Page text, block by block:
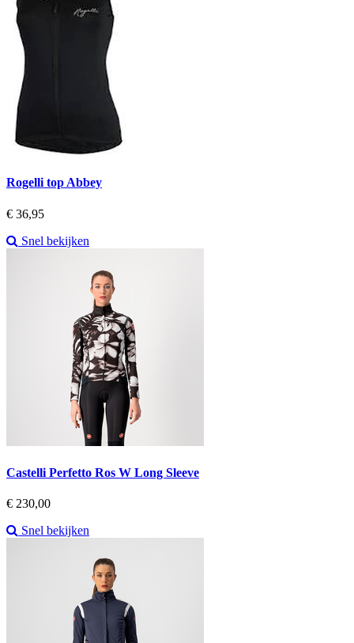
Rogelli top Abbey
Prijs
€ 36,95
Snel bekijken
Castelli Perfetto Ros W Long Sleeve
Prijs
€ 230,00
Snel bekijken